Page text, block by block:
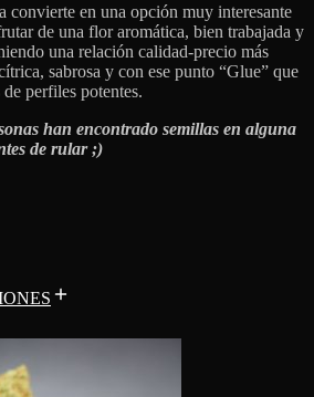
convierte en una opción muy interesante
de una flor aromática, bien trabajada y
una relación calidad-precio más
sabrosa y con ese punto “Glue” que
perfiles potentes.
han encontrado semillas en alguna
de rular ;)